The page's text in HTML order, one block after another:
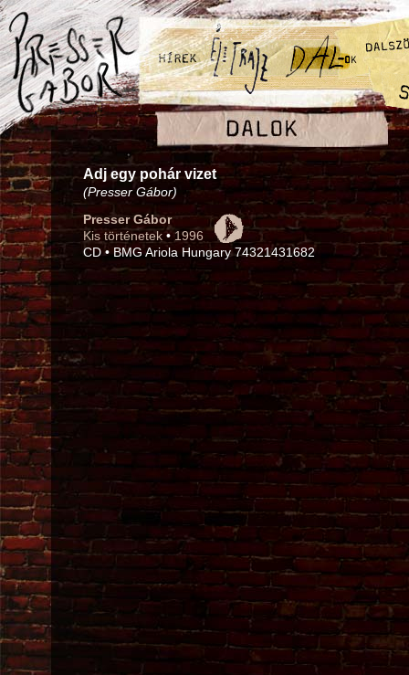
Adj egy pohár vizet
(Presser Gábor)
Presser Gábor
Kis történetek • 1996
CD • BMG Ariola Hungary 74321431682